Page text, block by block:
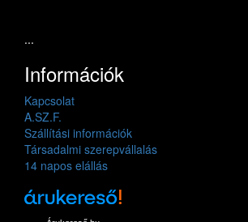
...
Információk
Kapcsolat
A.SZ.F.
Szállítási információk
Társadalmi szerepvállalás
14 napos elállás